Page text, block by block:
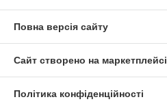
Повна версія сайту
Сайт створено на маркетплейсі
Політика конфіденційності